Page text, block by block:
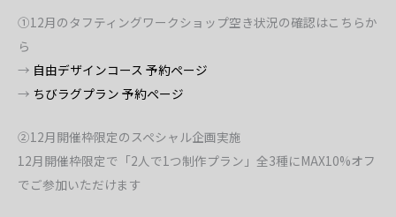
①12月のタフティングワークショップ空き状況の確認はこちらか
ら
→ 自由デザインコース 予約ページ
→ ちびラグプラン 予約ページ
②12月開催枠限定のスペシャル企画実施
12月開催枠限定で「2人で1つ制作プラン」全3種にMAX10%オフ
でご参加いただけます